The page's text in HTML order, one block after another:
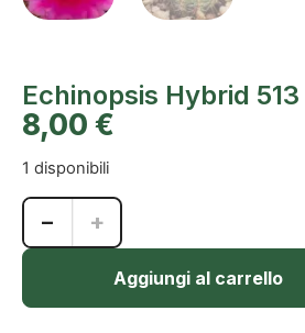
Echinopsis Hybrid 513
8,00 €
1 disponibili
− +
Aggiungi al carrello